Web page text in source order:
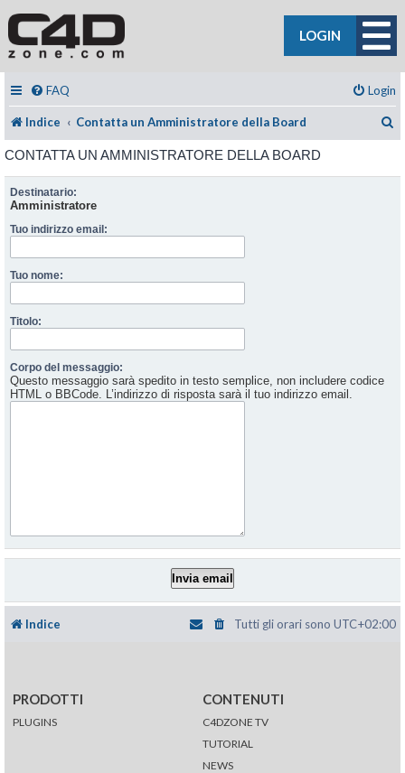
LOGIN
FAQ Login
Indice Contatta un Amministratore della Board
CONTATTA UN AMMINISTRATORE DELLA BOARD
Destinatario:
Amministratore
Tuo indirizzo email:
Tuo nome:
Titolo:
Corpo del messaggio:
Questo messaggio sarà spedito in testo semplice, non includere codice
HTML o BBCode. L’indirizzo di risposta sarà il tuo indirizzo email.
Indice Tutti gli orari sono UTC+02:00
PRODOTTI
PLUGINS
CONTENUTI
C4DZONE TV
TUTORIAL
NEWS